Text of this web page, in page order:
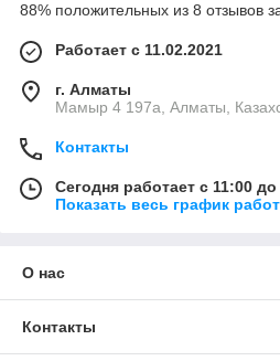
88% положительных из 8 отзывов
Работает с 11.02.2021
г. Алматы
Мамыр 4 197а, Алматы,
Контакты
Сегодня работает с 11:00
Показать весь график
О нас
Контакты